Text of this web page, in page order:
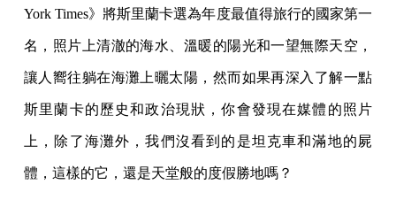
York Times》將斯里蘭卡選為年度最值得旅行的國家第一
名，照片上清澈的海水、溫暖的陽光和一望無際天空，
讓人嚮往躺在海灘上曬太陽，然而如果再深入了解一點
斯里蘭卡的歷史和政治現狀，你會發現在媒體的照片
上，除了海灘外，我們沒看到的是坦克車和滿地的屍
體，這樣的它，還是天堂般的度假勝地嗎？